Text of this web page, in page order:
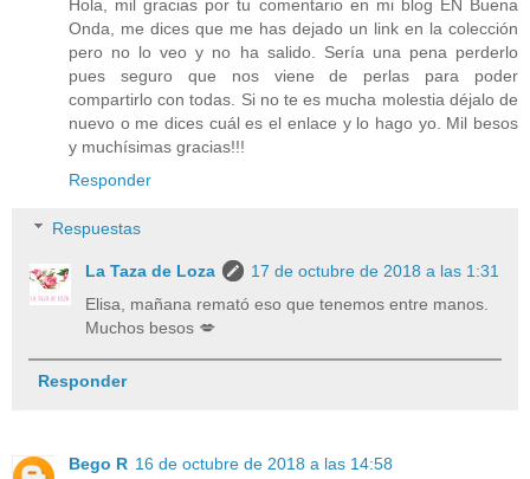
Hola, mil gracias por tu comentario en mi blog EN Buena
Onda, me dices que me has dejado un link en la colección
pero no lo veo y no ha salido. Sería una pena perderlo
pues seguro que nos viene de perlas para poder
compartirlo con todas. Si no te es mucha molestia déjalo de
nuevo o me dices cuál es el enlace y lo hago yo. Mil besos
y muchísimas gracias!!!
Responder
Respuestas
La Taza de Loza
17 de octubre de 2018 a las 1:31
Elisa, mañana remató eso que tenemos entre manos.
Muchos besos 💋
Responder
Bego R 16 de octubre de 2018 a las 14:58